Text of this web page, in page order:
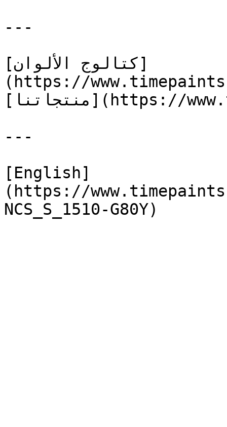
---
[كتالوج الألوان]
(https://
[منتجاتنا](https://www.timepaints.com/ar/products)
---
[English]
(https://
NCS_S_1510-G80Y)